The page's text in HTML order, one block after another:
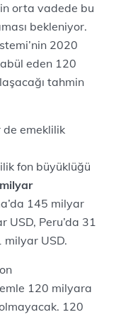
orta vadede bu
bekleniyor.
2020
eden 120
tahmin
de emeklilik
fon büyüklüğü
145 milyar
USD, Peru’da 31
milyar USD.
120 milyara
120